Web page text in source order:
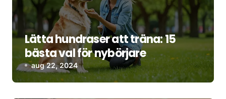
Lätta hundraser att träna: 15
bästa val för nybörjare
aug 22, 2024